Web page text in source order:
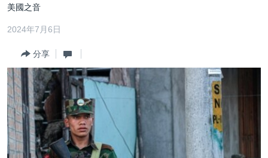
轉
內
轉
到
導
航
跳
轉
海外港人
新聞自由
揭謊頻道
美國
中國
美國之音
2024年7月6日
分享